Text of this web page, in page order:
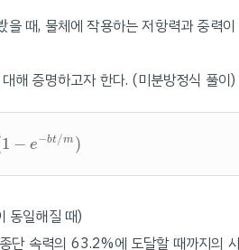
때, 물체에 작용하는 저항력과 중력
해 증명하고자 한다. (미분방정식 풀이)
1 − e−bt/m )
e t/m)
동일해질 때)
단 속력의 63.2%에 도달할 때까지의